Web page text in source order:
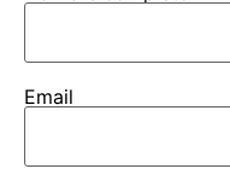
Email